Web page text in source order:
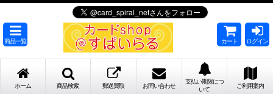
商品一覧 カート ログイン
ホーム 商品検索 郵送買取 お問い合わせ
支払い期限につ
いて
ご利用案内